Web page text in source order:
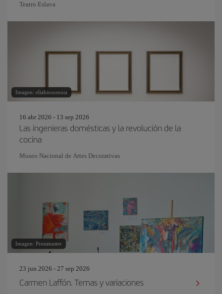
Teatro Eslava
Imagen: eliahinsomnia
16 abr 2026 - 13 sep 2026
Las ingenieras domésticas y la revolución de la
cocina
Museo Nacional de Artes Decorativas
Imagen: Pressmaster
23 jun 2026 - 27 sep 2026
Carmen Laffón. Temas y variaciones